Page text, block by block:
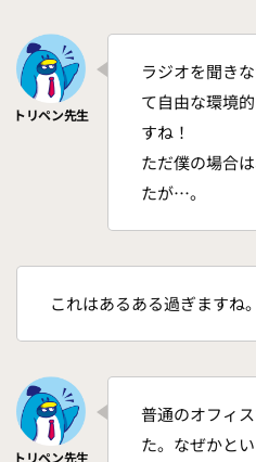
ラジオを聞き
て自由な環境
すね！
ただ僕の場合
たが…。
これはあるある過ぎますね。
普通のオフィ
た。なぜかと